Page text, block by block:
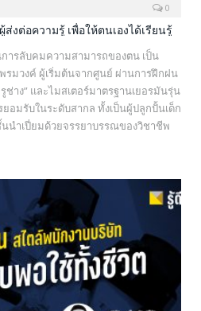
0
ส่งต่อความรู้ เพื่อให้ตนเองได้เรียนรู้
ารลับคมความสามารถของตน เป็น
รมวงค์ ผู้เริ่มต้นจากศูนย์ ผ่านการฝึกฝน
าง” และไมสเตอร์มาตรฐานเยอรมันรุ่น
อมรับในระดับสากล ทั้งเป็นผู้ปลูกปั้นเด็ก
นำเปี่ยมด้วยจรรยาบรรณของวิชาชีพ